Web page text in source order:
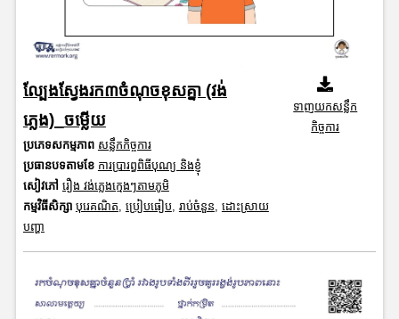
ល្បែងស្វែងរក៣ចំណុចខុសគ្នា (វង់
ភ្លេង)_ចម្លើយ
ប្រភេទសកម្មភាព សន្លឹកកិច្ចការ
ប្រធានបទតាមខែ ការប្រារព្ធពិធីបុណ្យ និងខ្ញុំ
សៀវភៅ រឿង វង់ភ្លេងក្មេងៗតាមភូមិ
កម្មវិធីសិក្សា បុរេគណិត, ប្រៀបធៀប, រាប់ចំនួន, ដោះស្រាយ
បញ្ហា
ទាញយកសន្លឹក
កិច្ចការ